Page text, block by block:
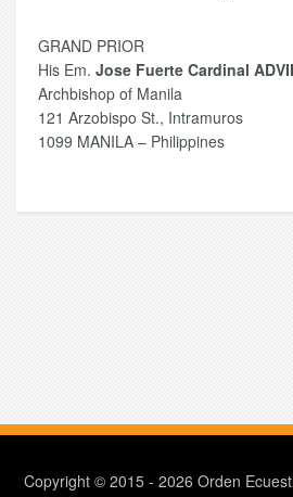
GRAND PRIOR
His Em. Jose Fuerte Cardinal
Archbishop of Manila
121 Arzobispo St., Intramuros
1099 MANILA – Philippines
Copyright © 2015 - 2026 Orden